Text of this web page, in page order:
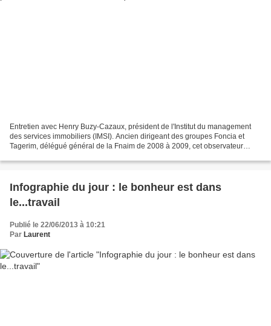
Entretien avec Henry Buzy-Cazaux, président de l'Institut du management
des services immobiliers (IMSI). Ancien dirigeant des groupes Foncia et
Tagerim, délégué général de la Fnaim de 2008 à 2009, cet observateur
Infographie du jour : le bonheur est dans
le...travail
Publié le 22/06/2013 à 10:21
Par Laurent